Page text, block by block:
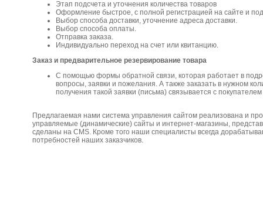
Этап подсчета и уточнения количества товаров
Оформление быстрое, с полной регистрацией на сайте и
Выбор способа доставки, уточнение адреса доставки.
Выбор способа оплаты.
Отправка заказа.
Индивидуально переход на счет или квитанцию.
Заказ и предварительное резервирование товара
С помощью формы обратной связи, которая работает в
вопросы, заявки и пожелания. А также заказать в нужном
получения такой заявки (письма) связывается с
Предлагаемая нами система управления сайтом реализована и
управляемые (динамические) сайты и интернет-магазины,
сделаны на CMS. Кроме того наши специалисты всегда
потребностей наших заказчиков.